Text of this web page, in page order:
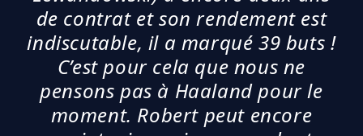
de contrat et son rendement est
indiscutable, il a marqué 39 buts !
C’est pour cela que nous ne
pensons pas à Haaland pour le
moment. Robert peut encore